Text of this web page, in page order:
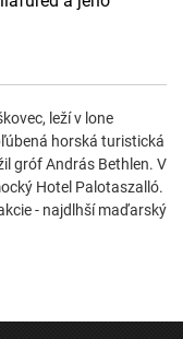
leží v lone
horská turistická
gróf András Bethlen. V
Hotel Palotaszalló.
- najdlhší maďarský